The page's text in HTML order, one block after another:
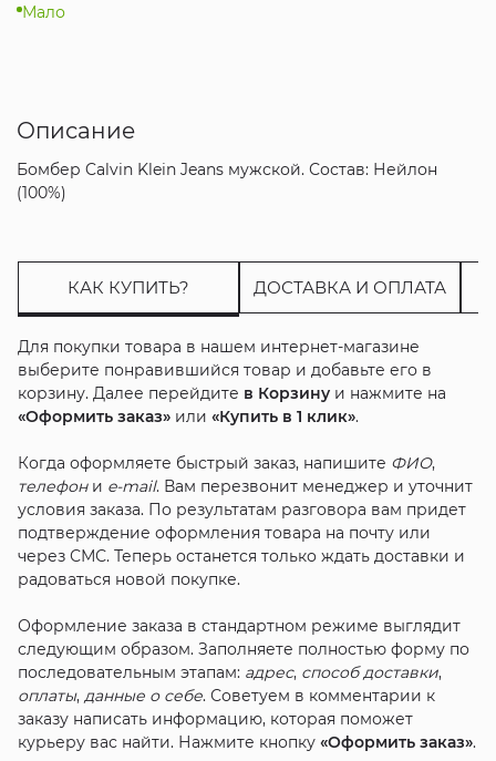
Мало
Описание
Бомбер Calvin Klein Jeans мужской. Состав: Нейлон
(100%)
КАК КУПИТЬ? ДОСТАВКА И ОПЛАТА
Для покупки товара в нашем интернет-магазине
выберите понравившийся товар и добавьте его в
корзину. Далее перейдите в Корзинуи нажмите на
«Оформить заказ»или «Купить в 1 клик».
Когда оформляете быстрый заказ, напишите ФИО,
телефони e-mail. Вам перезвонит менеджер и уточнит
условия заказа. По результатам разговора вам придет
подтверждение оформления товара на почту или
через СМС. Теперь останется только ждать доставки и
радоваться новой покупке.
Оформление заказа в стандартном режиме выглядит
следующим образом. Заполняете полностью форму по
последовательным этапам: адрес, способ доставки,
оплаты, данные о себе. Советуем в комментарии к
заказу написать информацию, которая поможет
курьеру вас найти. Нажмите кнопку «Оформить заказ».